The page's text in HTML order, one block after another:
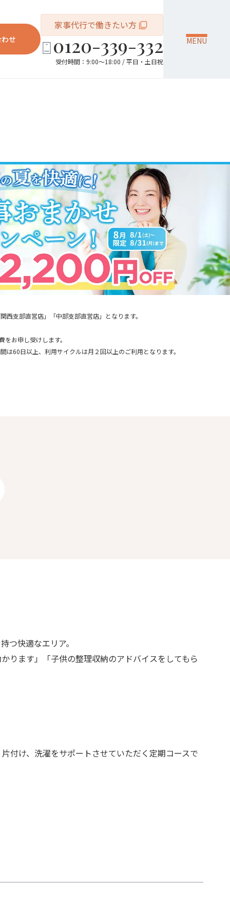
せ
家事代行で働きたい方
0120-339-332
受付時間：9:00～18:00 / 平日・土日祝
MENU
西支部直営店」「中部支部直営店」となります。
お申し受けします。
は60日以上、利用サイクルは月２回以上のご利用となります。
つ快適なエリア。
ります」「子供の整理収納のアドバイスをしてもら
付け、洗濯をサポートさせていただく定期コースで